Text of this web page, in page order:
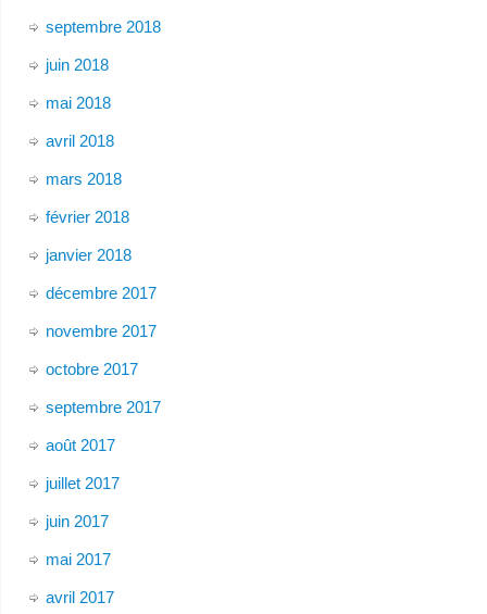
septembre 2018
juin 2018
mai 2018
avril 2018
mars 2018
février 2018
janvier 2018
décembre 2017
novembre 2017
octobre 2017
septembre 2017
août 2017
juillet 2017
juin 2017
mai 2017
avril 2017